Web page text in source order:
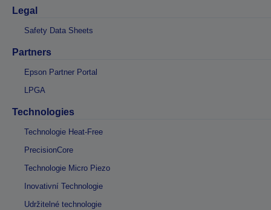
Legal
Safety Data Sheets
Partners
Epson Partner Portal
LPGA
Technologies
Technologie Heat-Free
PrecisionCore
Technologie Micro Piezo
Inovativní Technologie
Udržitelné technologie